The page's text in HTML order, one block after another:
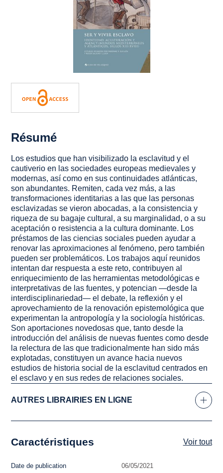
Résumé
Los estudios que han visibilizado la esclavitud y el
cautiverio en las sociedades europeas medievales y
modernas, así como en sus continuidades atlánticas,
son abundantes. Remiten, cada vez más, a las
transformaciones identitarias a las que las personas
esclavizadas se vieron abocadas, a la consistencia y
riqueza de su bagaje cultural, a su marginalidad, o a su
aceptación o resistencia a la cultura dominante. Los
préstamos de las ciencias sociales pueden ayudar a
renovar las aproximaciones al fenómeno, pero también
pueden ser problemáticos. Los trabajos aquí reunidos
intentan dar respuesta a este reto, contribuyen al
enriquecimiento de las herramientas metodológicas e
interpretativas de las fuentes, y potencian —desde la
interdisciplinariedad— el debate, la reflexión y el
aprovechamiento de la renovación epistemológica que
experimentan la antropología y la sociología históricas.
Son aportaciones novedosas que, tanto desde la
introducción del análisis de nuevas fuentes como desde
la relectura de las que tradicionalmente han sido más
explotadas, constituyen un avance hacia nuevos
estudios de historia social de la esclavitud centrados en
el esclavo y en sus redes de relaciones sociales.
AUTRES LIBRAIRIES EN LIGNE
Caractéristiques Voir tout
Date de publication 06/05/2021